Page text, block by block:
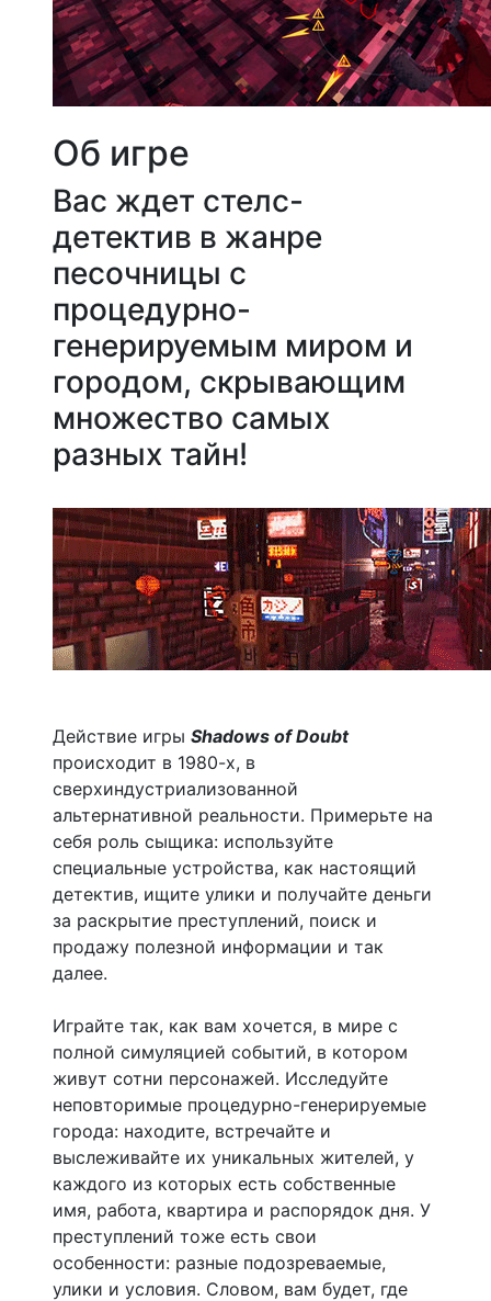
Об игре
Вас ждет стелс-
детектив в жанре
песочницы с
процедурно-
генерируемым миром и
городом, скрывающим
множество самых
разных тайн!
Действие игры Shadows of Doubt
происходит в 1980-х, в
сверхиндустриализованной
альтернативной реальности. Примерьте на
себя роль сыщика: используйте
специальные устройства, как настоящий
детектив, ищите улики и получайте деньги
за раскрытие преступлений, поиск и
продажу полезной информации и так
далее.
Играйте так, как вам хочется, в мире с
полной симуляцией событий, в котором
живут сотни персонажей. Исследуйте
неповторимые процедурно-генерируемые
города: находите, встречайте и
выслеживайте их уникальных жителей, у
каждого из которых есть собственные
имя, работа, квартира и распорядок дня. У
преступлений тоже есть свои
особенности: разные подозреваемые,
улики и условия. Словом, вам будет, где